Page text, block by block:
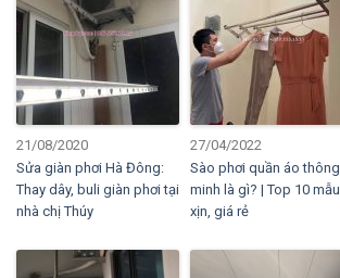
21/08/2020
Sửa giàn phơi Hà Đông:
Thay dây, buli giàn phơi tại
nhà chị Thúy
27/04/2022
Sào phơi quần áo thông
minh là gì? | Top 10 mẫu
xịn, giá rẻ